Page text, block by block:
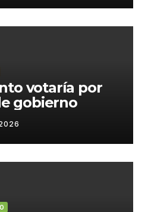
votaría por
gobierno